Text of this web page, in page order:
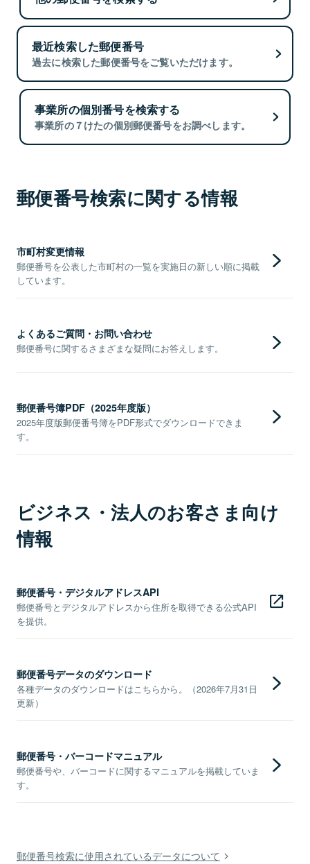
最近検索した郵便番号
過去に検索した郵便番号をご覧いただけます。
事業所の個別番号を検索する
事業所の７けたの個別郵便番号をお調べします。
郵便番号検索に関する情報
市町村変更情報
郵便番号を公表した市町村の一覧を実施日の新しい順に掲載
しています。
よくあるご質問・お問い合わせ
郵便番号に関するさまざまな疑問にお答えします。
郵便番号簿PDF（2025年度版）
2025年度版郵便番号簿をPDF形式でダウンロードできま
す。
ビジネス・法人のお客さま向け
情報
郵便番号・デジタルアドレスAPI
郵便番号とデジタルアドレスから住所を取得できる公式API
を提供。
郵便番号データのダウンロード
各種データのダウンロードはこちらから。（2026年7月31日
更新）
郵便番号・バーコードマニュアル
郵便番号や、バーコードに関するマニュアルを掲載していま
す。
郵便番号検索に使用されているデータについて